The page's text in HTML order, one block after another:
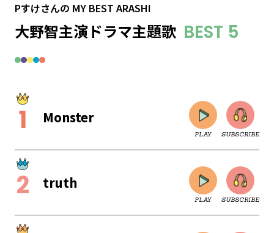
Pすけさんの MY BEST ARASHI
大野智主演ドラマ主題歌 BEST 5
Monster
PLAY SUBSCRIBE
truth
PLAY SUBSCRIBE